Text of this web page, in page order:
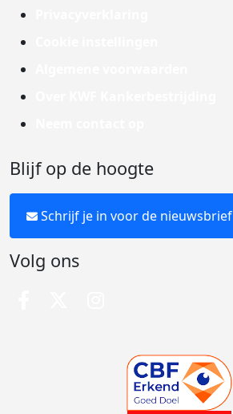
Blijf op de hoogte
Schrijf je in voor de nieuwsbrief
Volg ons